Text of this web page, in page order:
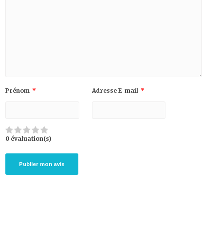
Prénom * Adresse E-mail *
0 évaluation(s)